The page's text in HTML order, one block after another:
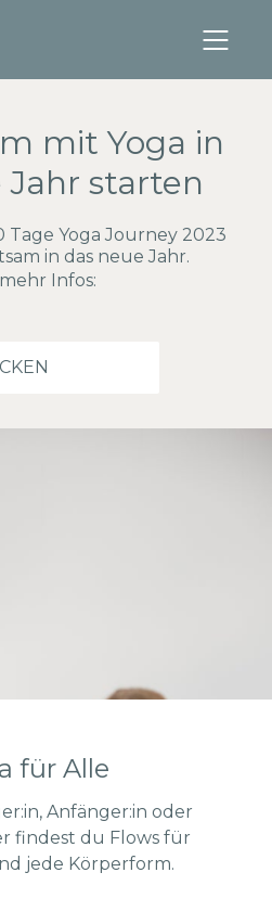
mit Yoga in
Jahr starten
Tage Yoga Journey 2023
in das neue Jahr.
Infos:
für Alle
Anfänger:in oder
findest du Flows für
jede Körperform.